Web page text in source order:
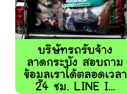
บริษัทรถรับจ้าง
ลาดกระบัง สอบถาม
ข้อมูลเราได้ตลอดเวลา
24 ชม. LINE I...